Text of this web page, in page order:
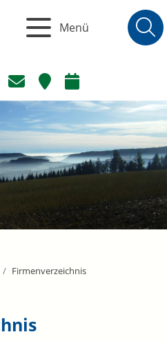
Menü
Firmenverzeichnis